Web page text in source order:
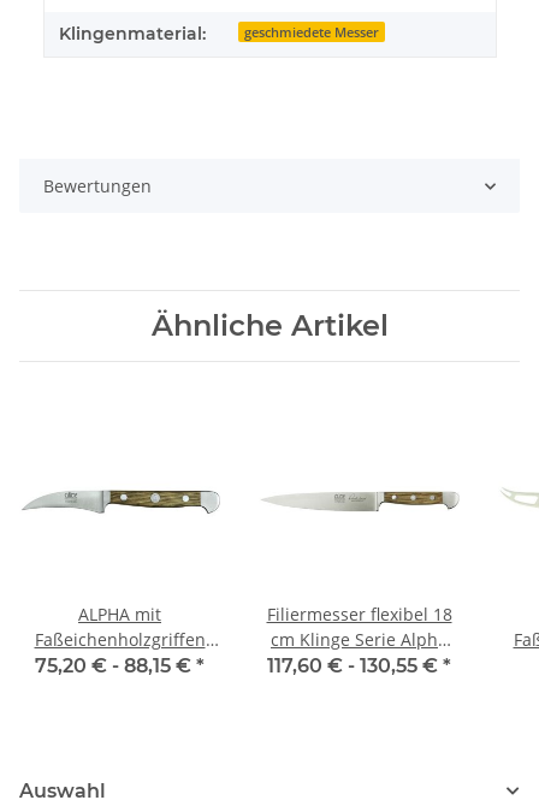
Klingenmaterial: geschmiedete Messer
Bewertungen
Ähnliche Artikel
ALPHA mit
Faßeichenholzgriffen
Schälmesser
75,20 € - 88,15 € *
Filiermesser flexibel 18
cm Klinge Serie Alpha
Fasseiche von Güde
117,60 € - 130,55 € *
Auswahl